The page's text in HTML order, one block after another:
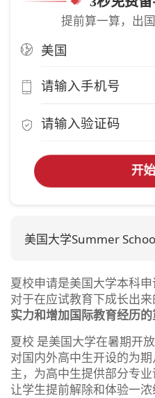
提前算一算，出
开
美国大学Summer
夏校申请是美国大学本科
对于在应试教育下成长出来
实力和增加国际教育经历的
夏校 是美国大学在暑期开
对国内外高中生开设的为
主，为高中生提供部分专
让学生提前解除和体验一浓